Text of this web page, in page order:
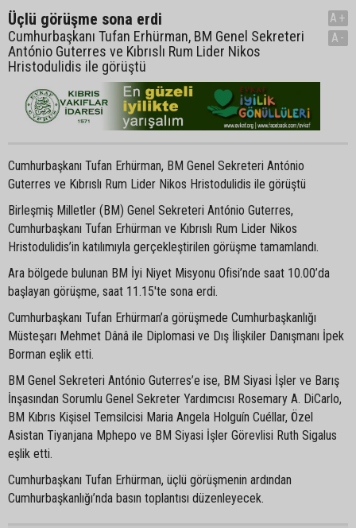
Üçlü görüşme sona erdi
Cumhurbaşkanı Tufan Erhürman, BM Genel Sekreteri
António Guterres ve Kıbrıslı Rum Lider Nikos
Hristodulidis ile görüştü
A+
A-
Cumhurbaşkanı Tufan Erhürman, BM Genel Sekreteri António
Guterres ve Kıbrıslı Rum Lider Nikos Hristodulidis ile görüştü
Birleşmiş Milletler (BM) Genel Sekreteri António Guterres,
Cumhurbaşkanı Tufan Erhürman ve Kıbrıslı Rum Lider Nikos
Hristodulidis’in katılımıyla gerçekleştirilen görüşme tamamlandı.
Ara bölgede bulunan BM İyi Niyet Misyonu Ofisi’nde saat 10.00’da
başlayan görüşme, saat 11.15'te sona erdi.
Cumhurbaşkanı Tufan Erhürman’a görüşmede Cumhurbaşkanlığı
Müsteşarı Mehmet Dânâ ile Diplomasi ve Dış İlişkiler Danışmanı İpek
Borman eşlik etti.
BM Genel Sekreteri António Guterres’e ise, BM Siyasi İşler ve Barış
İnşasından Sorumlu Genel Sekreter Yardımcısı Rosemary A. DiCarlo,
BM Kıbrıs Kişisel Temsilcisi Maria Angela Holguín Cuéllar, Özel
Asistan Tiyanjana Mphepo ve BM Siyasi İşler Görevlisi Ruth Sigalus
eşlik etti.
Cumhurbaşkanı Tufan Erhürman, üçlü görüşmenin ardından
Cumhurbaşkanlığı’nda basın toplantısı düzenleyecek.